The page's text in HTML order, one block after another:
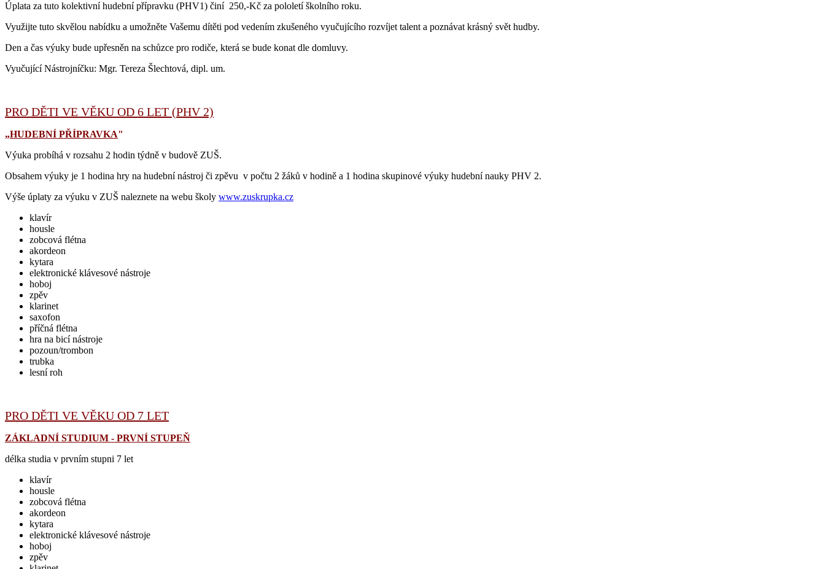
Úplata za tuto kolektivní hudební přípravku (PHV1) činí 250,-Kč za pololetí školního roku.
Využijte tuto skvělou nabídku a umožněte Vašemu dítěti pod vedením zkušeného vyučujícího rozvíjet talent a poznávat krásný svět hudby.
Den a čas výuky bude upřesněn na schůzce pro rodiče, která se bude konat dle domluvy.
Vyučující Nástrojníčku: Mgr. Tereza Šlechtová, dipl. um.
PRO DĚTI VE VĚKU OD 6 LET (PHV 2)
„HUDEBNÍ PŘÍPRAVKA"
Výuka probíhá v rozsahu 2 hodin týdně v budově ZUŠ.
Obsahem výuky je 1 hodina hry na hudební nástroj či zpěvu v počtu 2 žáků v hodině a 1 hodina skupinové výuky hudební nauky PHV 2.
Výše úplaty za výuku v ZUŠ naleznete na webu školy www.zuskrupka.cz
klavír
housle
zobcová flétna
akordeon
kytara
elektronické klávesové nástroje
hoboj
zpěv
klarinet
saxofon
příčná flétna
hra na bicí nástroje
pozoun/trombon
trubka
lesní roh
PRO DĚTI VE VĚKU OD 7 LET
ZÁKLADNÍ STUDIUM - PRVNÍ STUPEŇ
délka studia v prvním stupni 7 let
klavír
housle
zobcová flétna
akordeon
kytara
elektronické klávesové nástroje
hoboj
zpěv